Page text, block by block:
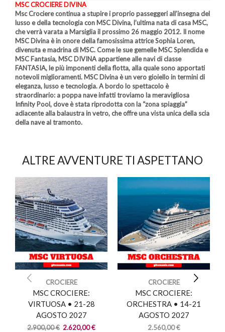
MSC CROCIERE DIVINA
Msc Crociere continua a stupire i proprio passeggeri all’insegna del
lusso e della tecnologia con MSC Divina, l’ultima nata di casa MSC,
che verrà varata a Marsiglia il prossimo 26 maggio 2012. Il nome
MSC Divina è in onore della famosissima attrice Sophia Loren,
divenuta e madrina di MSC. Come le sue gemelle MSC Splendida e
MSC Fantasia, MSC DIVINA appartiene alle navi di classe
FANTASIA, le più imponenti della flotta, alla quale sono apportati
notevoli miglioramenti. MSC Divina è un vero gioiello in termini di
eleganza, lusso e tecnologia. A bordo lo spettacolo è
straordinario: a poppa nave infatti troviamo la meravigliosa
Infinity Pool, dove è stata riprodotta con la “zona spiaggia”
adiacente alla balaustra in vetro, che offre una vista unica della scia
della nave al tramonto.
ALTRE AVVENTURE TI ASPETTANO
CROCIERE
MSC CROCIERE:
VIRTUOSA • 21-28
AGOSTO 2027
2.900,00€ 2.620,00€
CROCIERE
MSC CROCIERE:
ORCHESTRA • 14-21
AGOSTO 2027
2.560,00€